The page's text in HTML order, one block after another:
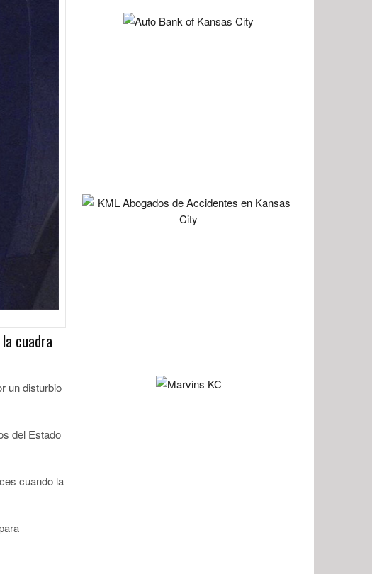
cuadra
un disturbio
del Estado
cuando la